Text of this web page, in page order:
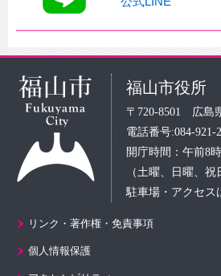
福山市役所
〒720-8501 広島
電話番号:084-921-
開庁時間：午前8
（土曜、日曜、祝
駐車場・アクセス
リンク・著作権・免責事項
個人情報保護